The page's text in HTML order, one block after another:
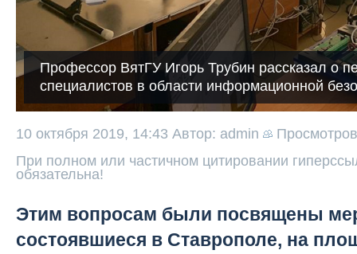
Профессор ВятГУ Игорь Трубин рассказал о
специалистов в области информационной
10 октября 2019, 14:43 Автор: admin
При полном или частичном цитировании
обязательна!
Этим вопросам были посвящены
состоявшиеся в Ставрополе, на